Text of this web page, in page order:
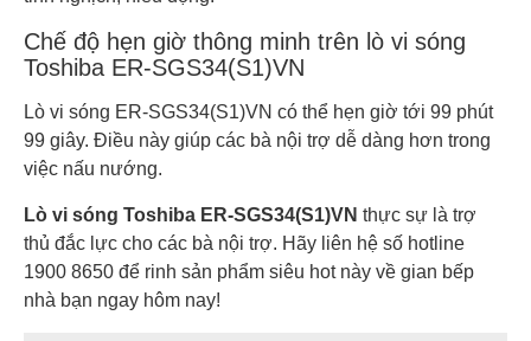
Chế độ hẹn giờ thông minh trên lò vi sóng
Toshiba ER-SGS34(S1)VN
Lò vi sóng ER-SGS34(S1)VN có thể hẹn giờ tới 99 phút
99 giây. Điều này giúp các bà nội trợ dễ dàng hơn trong
việc nấu nướng.
Lò vi sóng Toshiba ER-SGS34(S1)VN thực sự là trợ
thủ đắc lực cho các bà nội trợ. Hãy liên hệ số hotline
1900 8650 để rinh sản phẩm siêu hot này về gian bếp
nhà bạn ngay hôm nay!